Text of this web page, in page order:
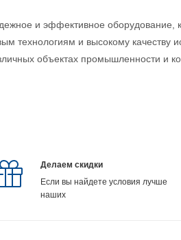
и эффективное оборудование,
технологиям и высокому качеству
объектах промышленности и
Делаем скидки
Если вы найдете условия лучше
наших